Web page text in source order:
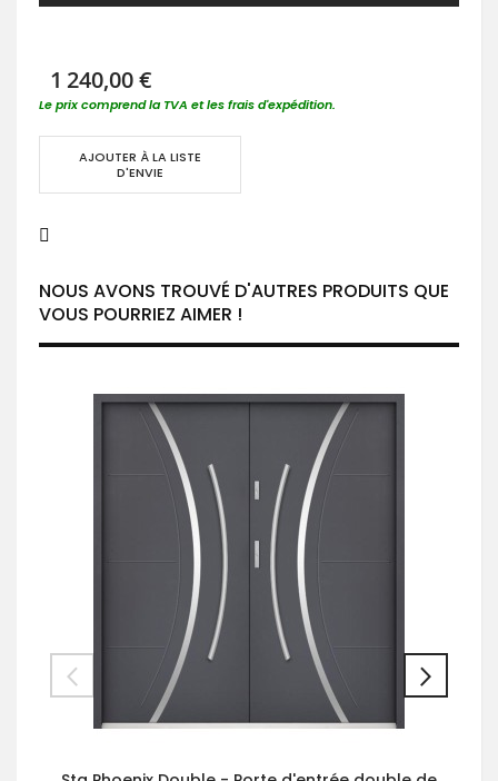
1 240,00 €
Le prix comprend la TVA et les frais d'expédition.
AJOUTER À LA LISTE
D'ENVIE
NOUS AVONS TROUVÉ D'AUTRES PRODUITS QUE
VOUS POURRIEZ AIMER !